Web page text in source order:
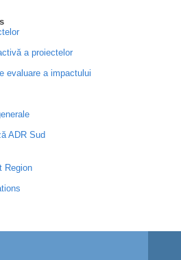
a proiectelor
evaluare a impactului
ADR Sud
Region